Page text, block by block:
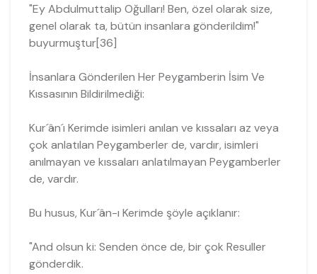
"Ey Abdulmuttalip Oğulları! Ben, özel olarak size,
genel olarak ta, bütün insanlara gönderildim!"
buyurmuştur[36]
İnsanlara Gönderilen Her Peygamberin İsim Ve
Kıssasının Bildirilmediği:
Kur´ân´ı Kerimde isimleri anılan ve kıssaları az veya
çok anlatılan Peygamberler de, vardır, isimle­ri
anılmayan ve kıssaları anlatılmayan Peygamberler
de, vardır.
Bu husus, Kur´ân-ı Kerimde şöyle açıklanır:
"And olsun ki: Senden önce de, bir çok Resuller
gönderdik.